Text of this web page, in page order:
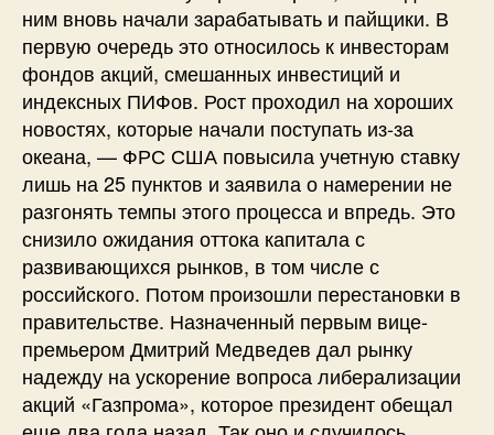
ним вновь начали зарабатывать и пайщики. В
первую очередь это относилось к инвесторам
фондов акций, смешанных инвестиций и
индексных ПИФов. Рост проходил на хороших
новостях, которые начали поступать из-за
океана, — ФРС США повысила учетную ставку
лишь на 25 пунктов и заявила о намерении не
разгонять темпы этого процесса и впредь. Это
снизило ожидания оттока капитала с
развивающихся рынков, в том числе с
российского. Потом произошли перестановки в
правительстве. Назначенный первым вице-
премьером Дмитрий Медведев дал рынку
надежду на ускорение вопроса либерализации
акций «Газпрома», которое президент обещал